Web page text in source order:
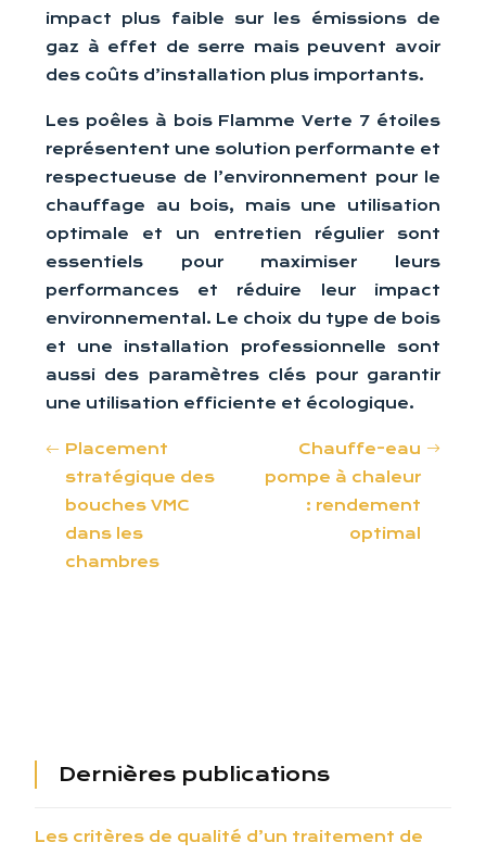
impact plus faible sur les émissions de
gaz à effet de serre mais peuvent avoir
des coûts d’installation plus importants.
Les poêles à bois Flamme Verte 7 étoiles
représentent une solution performante et
respectueuse de l’environnement pour le
chauffage au bois, mais une utilisation
optimale et un entretien régulier sont
essentiels pour maximiser leurs
performances et réduire leur impact
environnemental. Le choix du type de bois
et une installation professionnelle sont
aussi des paramètres clés pour garantir
une utilisation efficiente et écologique.
Placement
stratégique des
bouches VMC
dans les
chambres
Chauffe-eau
pompe à chaleur
: rendement
optimal
Dernières publications
Les critères de qualité d’un traitement de